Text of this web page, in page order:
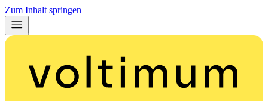
Zum Inhalt springen